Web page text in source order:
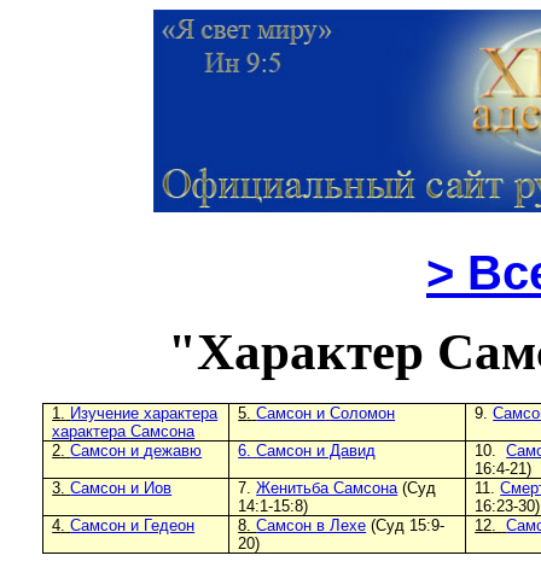
>
"Характер
1. Изучение характера
характера Самсона
5. Самсон и Соломон 9.
2. Самсон и дежавю 6. Самсон и Давид 10.
16:4-21)
3. Самсон и Иов 7. Женитьба Самсона (Суд
14:1-15:8)
11.
16:23-30)
4. Самсон и Гедеон 8.Самсон в Лехе (Суд 15:9-
20)
12.